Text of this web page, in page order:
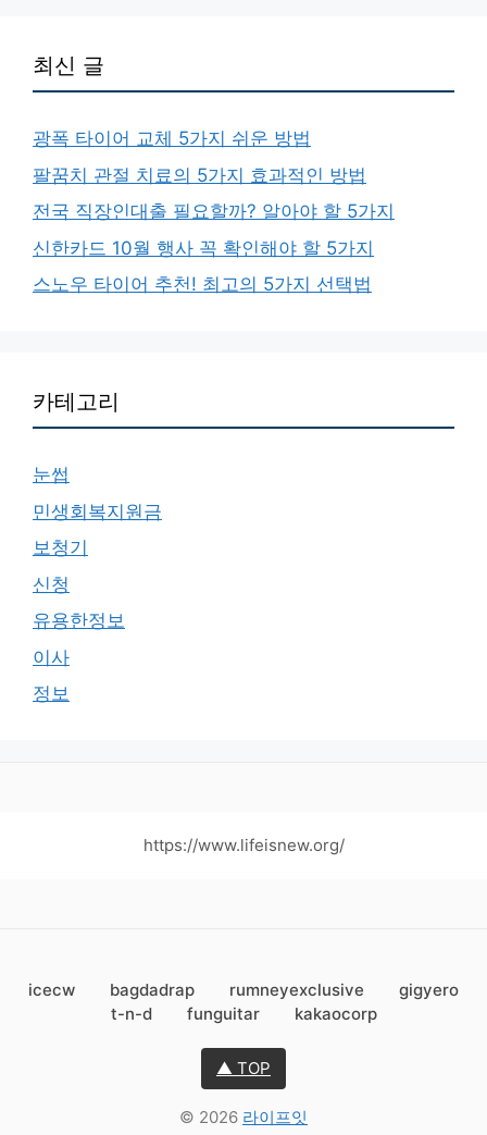
최신 글
광폭 타이어 교체 5가지 쉬운 방법
팔꿈치 관절 치료의 5가지 효과적인 방법
전국 직장인대출 필요할까? 알아야 할 5가지
신한카드 10월 행사 꼭 확인해야 할 5가지
스노우 타이어 추천! 최고의 5가지 선택법
카테고리
눈썹
민생회복지원금
보청기
신청
유용한정보
이사
정보
https://www.lifeisnew.org/
icecw bagdadrap rumneyexclusive
gigyero
t-n-d
funguitar kakaocorp
▲ TOP
© 2026 라이프잇